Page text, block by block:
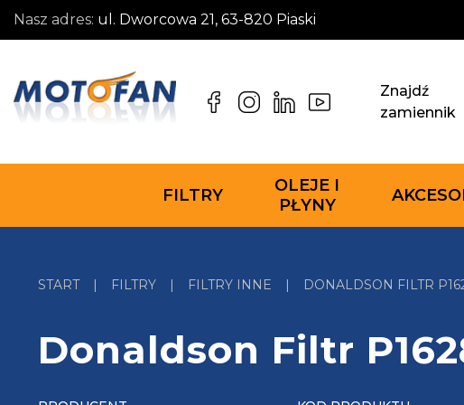
Nasz adres: ul. Dworcowa 21, 63-820 Piaski
Znajdź
zamiennik
FILTRY
OLEJE I
PŁYNY
START | FILTRY | FILTRY INNE | DONALDSON FILTR
Donaldson Filtr